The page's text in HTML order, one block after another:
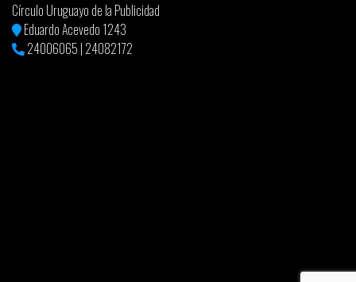
Círculo Uruguayo de la Publicidad
Eduardo Acevedo 1243
24006065 | 24082172